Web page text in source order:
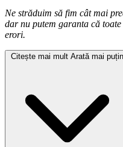
Ne străduim să fim cât mai
dar nu putem garanta că
erori.
Citește mai mult Arată mai puțin